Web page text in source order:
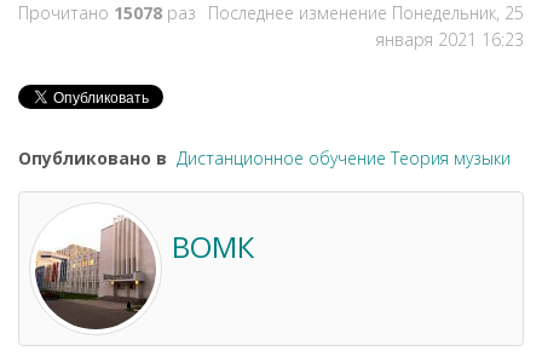
Прочитано 15078 раз
Последнее изменение Понедельник, 25
января 2021 16:23
Опубликовано в Дистанционное обучение Теория музыки
ВОМК